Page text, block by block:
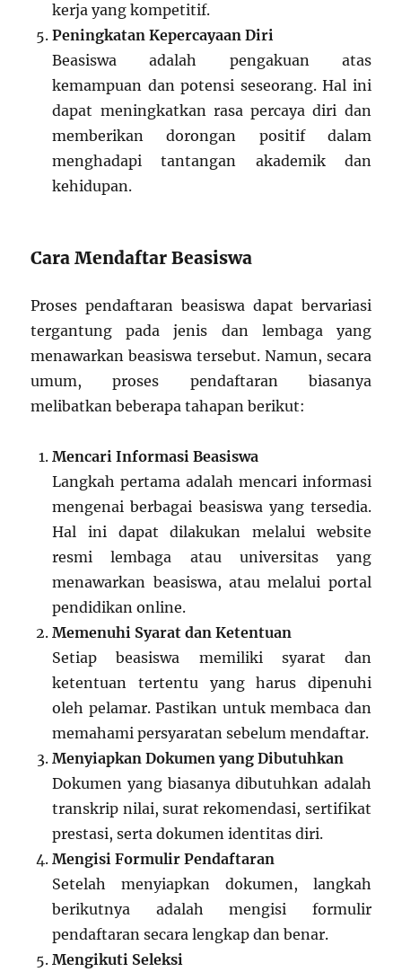
kerja yang kompetitif.
Peningkatan Kepercayaan Diri
Beasiswa adalah pengakuan atas
kemampuan dan potensi seseorang. Hal ini
dapat meningkatkan rasa percaya diri dan
memberikan dorongan positif dalam
menghadapi tantangan akademik dan
kehidupan.
Cara Mendaftar Beasiswa
Proses pendaftaran beasiswa dapat bervariasi
tergantung pada jenis dan lembaga yang
menawarkan beasiswa tersebut. Namun, secara
umum, proses pendaftaran biasanya
melibatkan beberapa tahapan berikut:
Mencari Informasi Beasiswa
Langkah pertama adalah mencari informasi
mengenai berbagai beasiswa yang tersedia.
Hal ini dapat dilakukan melalui website
resmi lembaga atau universitas yang
menawarkan beasiswa, atau melalui portal
pendidikan online.
Memenuhi Syarat dan Ketentuan
Setiap beasiswa memiliki syarat dan
ketentuan tertentu yang harus dipenuhi
oleh pelamar. Pastikan untuk membaca dan
memahami persyaratan sebelum mendaftar.
Menyiapkan Dokumen yang Dibutuhkan
Dokumen yang biasanya dibutuhkan adalah
transkrip nilai, surat rekomendasi, sertifikat
prestasi, serta dokumen identitas diri.
Mengisi Formulir Pendaftaran
Setelah menyiapkan dokumen, langkah
berikutnya adalah mengisi formulir
pendaftaran secara lengkap dan benar.
Mengikuti Seleksi